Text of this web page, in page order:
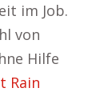
im Job.
von
Hilfe
Rain